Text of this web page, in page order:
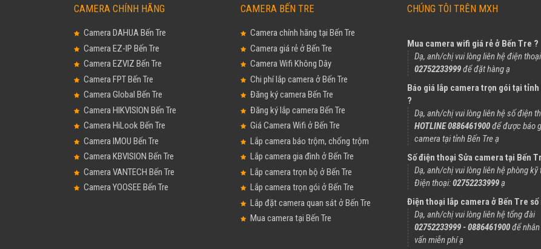
CAMERA CHÍNH HÃNG
Camera DAHUA Bến Tre
Camera EZ-IP Bến Tre
Camera EZVIZ Bến Tre
Camera FPT Bến Tre
Camera Global Bến Tre
Camera HIKVISION Bến Tre
Camera HiLook Bến Tre
Camera IMOU Bến Tre
Camera KBVISION Bến Tre
Camera VANTECH Bến Tre
Camera YOOSEE Bến Tre
CAMERA BẾN TRE
Camera chính hãng tại Bến Tre
Camera giá rẻ ở Bến Tre
Camera Wifi Không Dây
Chi phí lắp camera ở Bến Tre
Đăng ký camera Bến Tre
Đăng ký lắp camera Bến Tre
Giá Camera Wifi ở Bến Tre
Lắp camera báo trộm, chống trộm
Lắp camera gia đình ở Bến Tre
Lắp camera trọn bộ ở Bến Tre
Lắp camera trọn gói ở Bến Tre
Lắp đặt camera quan sát ở Bến Tre
Mua camera tại Bến Tre
CHÚNG TÔI TRÊN MXH
Mua camera wifi giá rẻ ở Bến Tre ?
Dạ, anh/chị vui lòng liên hệ điện thoại
02752233999để đặt hàng ạ
Báo giá lắp camera trọn gói tại tỉnh
?
Dạ, anh/chị vui lòng liên hệ số điện
HOTLINE 0886461900để được báo
camera tại tỉnh Bến Tre ạ
Số điện thoại Sửa camera tại Bến
Dạ, anh/chị vui lòng liên hệ phòng kỹ
Điện thoại:02752233999ạ
Điện thoại lắp camera ở Bến Tre số
Dạ, anh/chị vui lòng liên hệ tổng đài
02752233999 - 0886461900để
vấn miễn phí ạ